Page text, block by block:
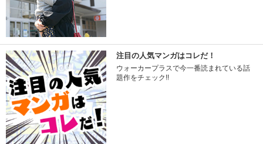
注目の人気マンガはコレだ！
ウォーカープラスで今一番読まれている話
題作をチェック!!